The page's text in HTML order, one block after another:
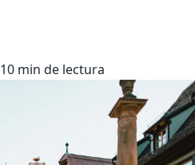
10 min de lectura